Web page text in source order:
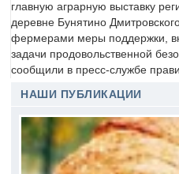
главную аграрную выставку
деревне Бунятино
фермерами меры поддержки,
задачи продовольственной
сообщили в пресс-службе
НАШИ ПУБЛИКАЦИИ